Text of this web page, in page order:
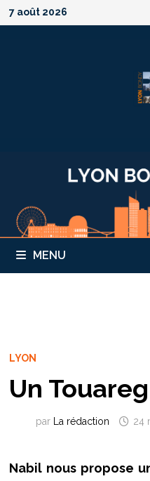
Passer
au
7 août 2026
MENU
LYON
Un
par La rédaction 24
Nabil nous propose